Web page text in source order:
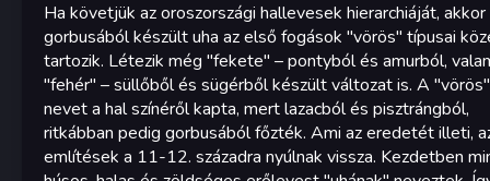
Ha követjük az oroszországi hallevesek hierarchiáját, akkor
gorbusából készült uha az első fogások "vörös" típusai
tartozik. Létezik még "fekete" – pontyból és amurból,
"fehér" – süllőből és sügérből készült változat is. A "vörös"
nevet a hal színéről kapta, mert lazacból és pisztrángból,
ritkábban pedig gorbusából főzték. Ami az eredetét illeti,
említések a 11-12. századra nyúlnak vissza. Kezdetben